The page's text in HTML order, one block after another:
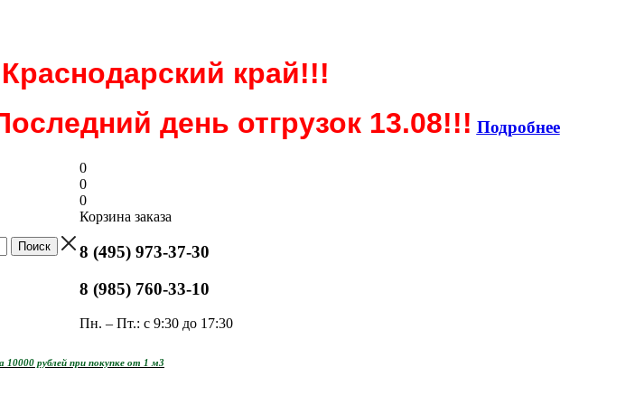
край!!!
день отгрузок 13.08!!! Подробнее
0
0
0
Корзина заказа
8 (495) 973-37-30
8 (985) 760-33-10
Пн. – Пт.: с 9:30 до 17:30
10000 рублей при покупке от 1 м3